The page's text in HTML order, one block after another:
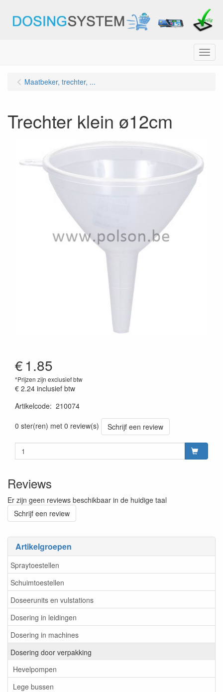
Menu
Artikelgroepen
Spraytoestellen
Schuimtoestellen
Doseerunits en vulstations
Dosering in leidingen
Dosering in machines
Dosering door verpakking
Hevelpompen
Lege bussen
Maatbeker, trechter, ...
Trechter klein ø12cm
€1.85
*Prijzen zijn exclusief btw
€ 2.24 inclusief btw
Artikelcode: 210074
0 ster(ren) met 0 review(s)
Schrijf een review
Reviews
Er zijn geen reviews beschikbaar in de huidige taal
Schrijf een review